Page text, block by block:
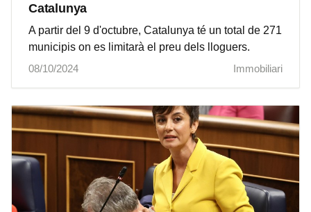
Catalunya
A partir del 9 d'octubre, Catalunya té un total de 271
municipis on es limitarà el preu dels lloguers.
08/10/2024
Immobiliari